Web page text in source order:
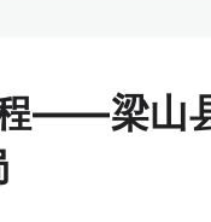
——梁山